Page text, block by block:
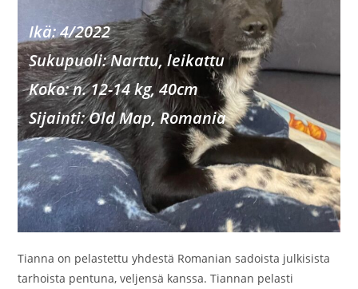
Ikä: 4/2022
Sukupuoli: Narttu, leikattu
Koko: n. 12-14 kg, 40cm
Sijainti: Old Map, Romania
Tianna on pelastettu yhdestä Romanian sadoista julkisista
tarhoista pentuna, veljensä kanssa. Tiannan pelasti